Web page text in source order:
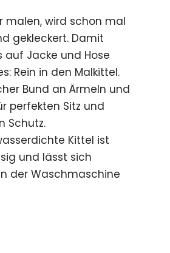
malen, wird schon mal
gekleckert. Damit
auf Jacke und Hose
Rein in den Malkittel.
Bund an Ärmeln und
perfekten Sitz und
Schutz.
Kittel ist
und lässt sich
der Waschmaschine